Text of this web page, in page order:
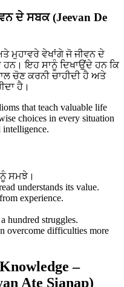
ਦੇ ਸਬਕ (Jeevan De
ਵੇਖਾਂਗੇ ਜੋ ਜੀਵਨ ਦੇ
ਇਹ ਸਾਨੂੰ ਦਿਖਾਉਂਦੇ ਹਨ ਕਿ
ਚੋਣ ਕਰਨੀ ਚਾਹੀਦੀ ਹੈ ਅਤੇ
ਹੈ।
that teach valuable life
choices in every situation
intelligence.
ਨੂੰ ਸਮਝੇ।
understands its value.
experience.
hundred struggles.
overcome difficulties more
–
Ate Sianap)